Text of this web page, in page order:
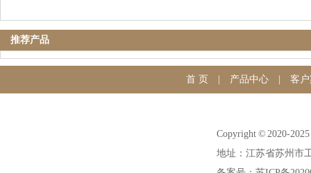
推荐产品
首 页 产品中心| 客
Copyright © 2020-
地址：江苏省苏州市